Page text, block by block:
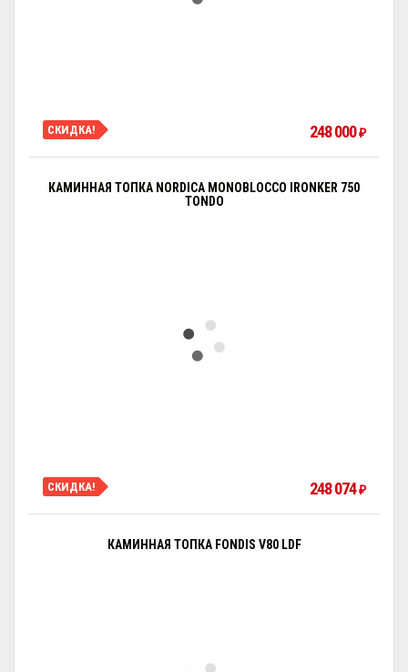
СКИДКА! 248 000₽
КАМИННАЯ ТОПКА NORDICA MONOBLOCCO IRONKER 750
TONDO
СКИДКА! 248 074₽
КАМИННАЯ ТОПКА FONDIS V80 LDF